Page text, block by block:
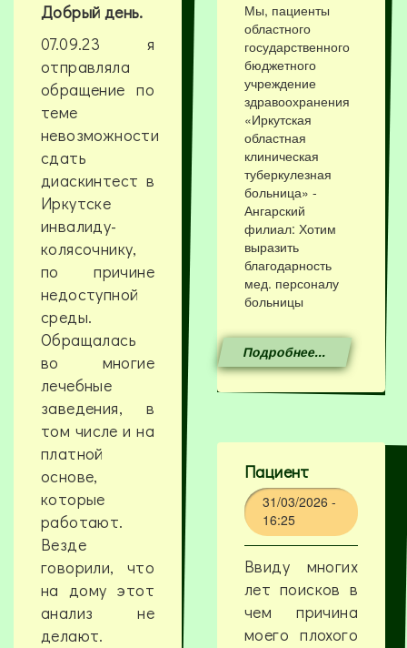
Добрый день.
07.09.23 я
отправляла
обращение по
теме
невозможности
сдать
диаскинтест в
Иркутске
инвалиду-
колясочнику,
по причине
недоступной
среды.
Обращалась
во многие
лечебные
заведения, в
том числе и на
платной
основе,
которые
работают.
Везде
говорили, что
на дому этот
анализ не
делают.
Мы, пациенты
областного
государственного
бюджетного
учреждение
здравоохранения
«Иркутская
областная
клиническая
туберкулезная
больница» -
Ангарский
филиал: Хотим
выразить
благодарность
мед. персоналу
больницы
Подробнее...
Пациент
31/03/2026 -
16:25
Ввиду многих
лет поисков в
чем причина
моего плохого